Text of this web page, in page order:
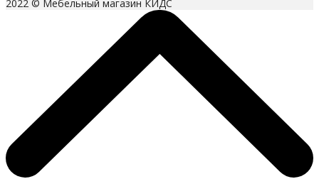
2022 © Мебельный магазин КИДС